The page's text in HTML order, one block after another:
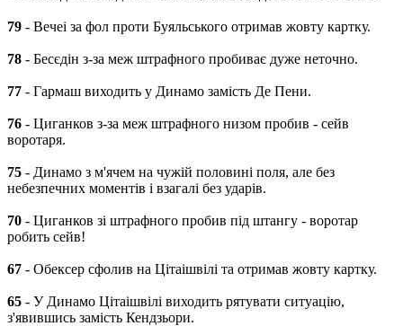
79 - Вечеі за фол проти Буяльського отримав жовту картку.
78 - Бесєдін з-за меж штрафного пробиває дуже неточно.
77 - Гармаш виходить у Динамо замість Де Пени.
76 - Циганков з-за меж штрафного низом пробив - сейв
воротаря.
75 - Динамо з м'ячем на чужій половині поля, але без
небезпечних моментів і взагалі без ударів.
70 - Циганков зі штрафного пробив під штангу - воротар
робить сейв!
67 - Обексер сфолив на Цітаішвілі та отримав жовту картку.
65 - У Динамо Цітаішвілі виходить рятувати ситуацію,
з'явившись замість Кендзьори.